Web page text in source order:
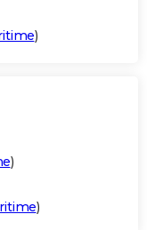
)
)
)